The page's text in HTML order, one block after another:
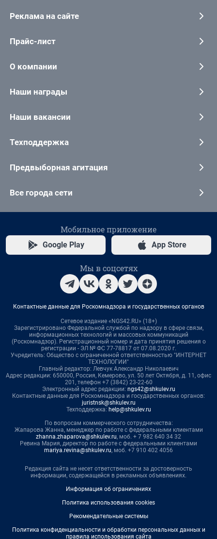
Реклама на сайте
Прайс-лист
О компании
Наши награды
Наши вакансии
Техподдержка
Предвыборная агитация
Все города сети
Мобильное приложение
Google Play App Store
Мы в соцсетях
Контактные данные для Роскомнадзора и государственных органов
Сетевое издание «NGS42.RU» (18+)
Зарегистрировано Федеральной службой по надзору в сфере связи,
информационных технологий и массовых коммуникаций
(Роскомнадзор). Регистрационный номер и дата принятия решения о
регистрации - ЭЛ № ФС 77-78817 от 07.08.2020 г.
Учредитель: Общество с ограниченной ответственностью "ИНТЕРНЕТ
ТЕХНОЛОГИИ"
Главный редактор: Левчук Александр Николаевич
Адрес редакции: 650000, Россия, Кемерово, ул. 50 лет Октября, д. 11, офис
201, телефон +7 (3842) 23-22-60
Электронный адрес редакции: ngs42@shkulev.ru
Контактные данные для Роскомнадзора и государственных органов:
juristnsk@shkulev.ru
Техподдержка: help@shkulev.ru
По вопросам коммерческого сотрудничества:
Жапарова Жанна, менеджер по работе с федеральными клиентами
zhanna.zhaparova@shkulev.ru, моб. + 7 982 640 34 32
Ревина Мария, директор по работе с федеральными клиентами
mariya.revina@shkulev.ru, моб. +7 910 402 4056
Редакция сайта не несет ответственности за достоверность
информации, содержащейся в рекламных объявлениях.
Информация об ограничениях
Политика использования cookies
Рекомендательные системы
Политика конфиденциальности и обработки персональных данных и
правила использования сайта